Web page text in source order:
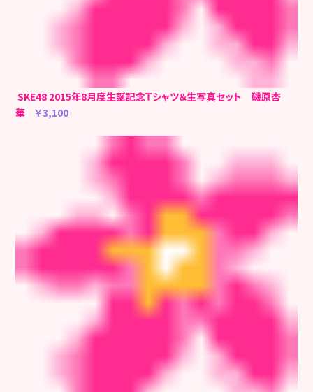
SKE48 2015年8月度生誕記念Ｔシャツ＆生写真セット 磯原杏
華￥3,100